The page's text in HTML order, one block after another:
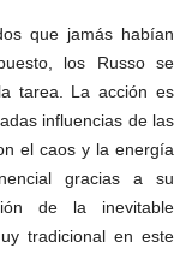
que jamás habían
los Russo se
tarea. La acción es
influencias de las
el caos y la energía
gracias a su
de la inevitable
tradicional en este